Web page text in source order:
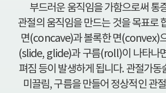
부드러운 움직임을 가함으로써 통
관절의 움직임을 만드는 것을 목표로
면(concave)과 볼록한 면(convex)
(slide, glide)과 구름(roll)이 나타나
펴짐 등이 발생하게 됩니다. 관절가동
미끌림, 구름을 만들어 정상적인 관